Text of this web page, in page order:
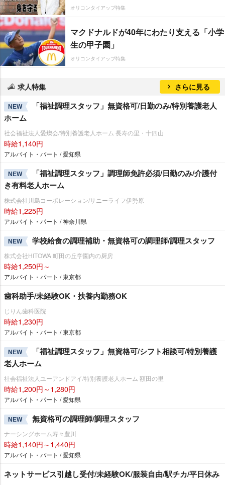
オリコンタイアップ特集
マクドナルドが40年にわたり支える「小学
生の甲子園」
オリコンタイアップ特集
求人特集 さらに見る
NEW
「福祉調理スタッフ」無資格可/日勤のみ/特別養護老人
ホーム
社会福祉法人愛燦会/特別養護老人ホーム 長寿の里・十四山
時給1,140円
アルバイト・パート / 愛知県
NEW
「福祉調理スタッフ」調理師免許必須/日勤のみ/介護付
き有料老人ホーム
株式会社川島コーポレーション/サニーライフ伊勢原
時給1,225円
アルバイト・パート / 神奈川県
NEW 学校給食の調理補助・無資格可の調理師/調理スタッフ
株式会社HITOWA 町田の丘学園内の厨房
時給1,250円～
アルバイト・パート / 東京都
歯科助手/未経験OK・扶養内勤務OK
じりん歯科医院
時給1,230円
アルバイト・パート / 東京都
NEW
「福祉調理スタッフ」無資格可/シフト相談可/特別養護
老人ホーム
社会福祉法人ユーアンドアイ/特別養護老人ホーム 額田の里
時給1,200円～1,280円
アルバイト・パート / 愛知県
NEW 無資格可の調理師/調理スタッフ
ナーシングホーム寿々豊川
時給1,140円～1,440円
アルバイト・パート / 愛知県
ネットサービス引越し受付/未経験OK/服装自由/駅チカ/平日休み